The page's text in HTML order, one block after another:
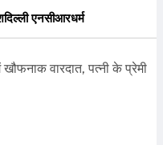
दिल्ली एनसीआरधर्म
वारदात, पत्नी के प्रेमी